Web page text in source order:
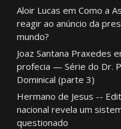
Aloir Lucas em Como a
reagir ao anúncio da
mundo?
Joaz Santana Praxedes
profecia — Série do Dr.
Dominical (parte 3)
Hermano de Jesus --
nacional revela um
questionado